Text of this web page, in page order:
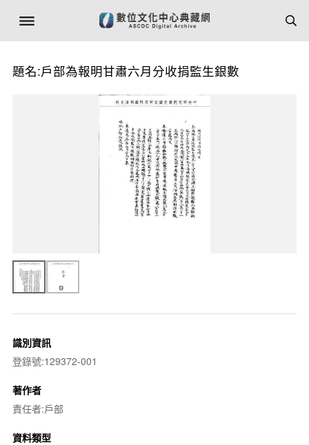
題名:戶部為報明甘肅六月分收捐監生銀數
識別資訊
登錄號:129372-001
著作者
責任者:戶部
資料類型